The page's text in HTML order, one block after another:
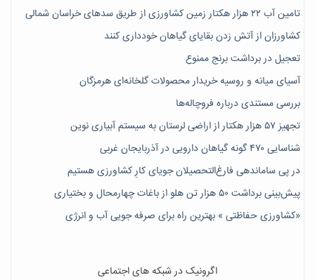
تامین آب ۲۲ هزار هکتار زمین کشاورزی از طریق سدهای خراسان شمالی
کشاورزان از آتش زدن بقایای گیاهان خودداری کنند
تعجیل در برداشت برنج ممنوع
آسیای میانه و روسیه خریدار محصولات گلخانه‌ای هرمزگان
بررسی مستندی درباره فروچاله‌ها
تجهیز ۵۷ هزار هکتار از اراضی لرستان به سیستم آبیاری نوین
شناسایی ۴۷٠ گونه گیاهان دارویی در آذربایجان غربی
در پی ساماندهی فارغ‌التحصیلان جویای کارِ کشاورزی هستیم
پیش‎‌بینی برداشت ۵۰ هزار تن هلو از باغات چهارمحال و بختیاری
«کشاورزی حفاظتی » بهترین راه برای صرفه جویی آب و انرژی
اگرونیک در شبکه های اجتماعی